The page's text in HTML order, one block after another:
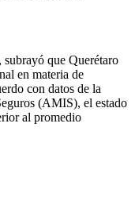
que Querétaro
en materia de
con datos de la
(AMIS), el estado
al promedio